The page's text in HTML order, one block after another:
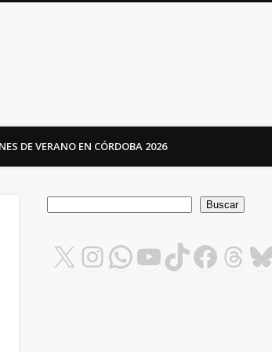
DE VERANO EN CÓRDOBA 2026
Buscar
X Instagram
WhatsApp
YouTube
TikTok